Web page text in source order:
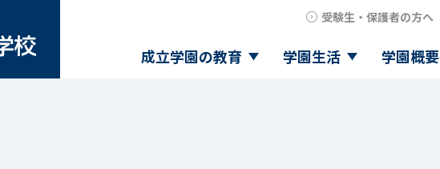
受験生・保護者の方へ
成立学園の教育 学園生活 学園概要